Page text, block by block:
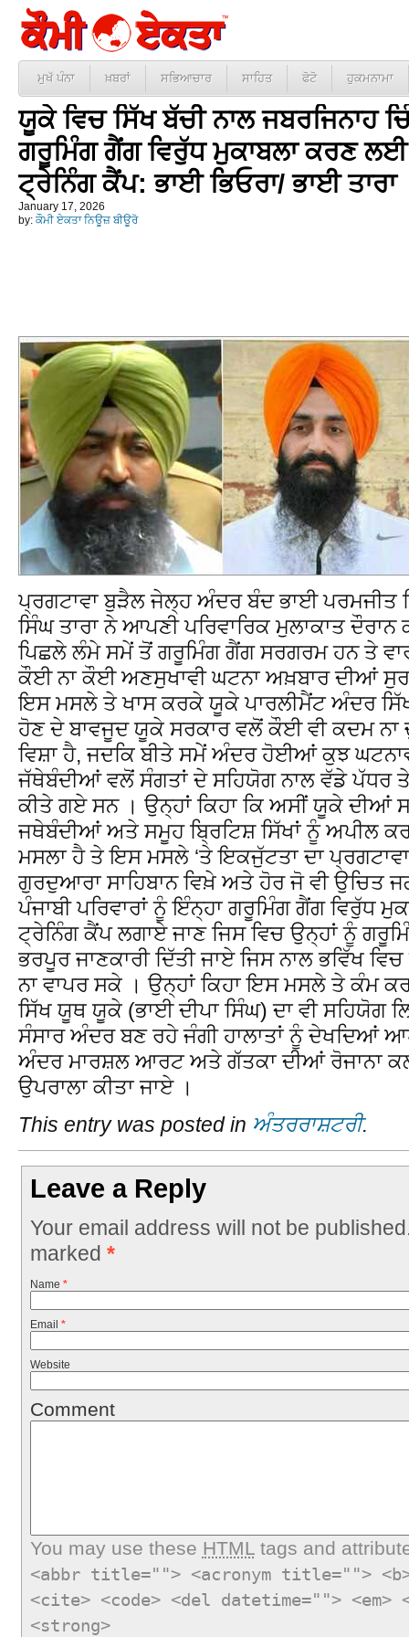
ਮੁਖੱ ਪੰਨਾ ਖ਼ਬਰਾਂ ਸਭਿਆਚਾਰ ਸਾਹਿਤ ਫੋਟੋ ਹੁਕਮਨਾਮਾ
ਯੂਕੇ ਵਿਚ ਸਿੱਖ ਬੱਚੀ ਨਾਲ ਜਬਰਜਿਨਾਹ
ਗਰੂਮਿੰਗ ਗੈਂਗ ਵਿਰੁੱਧ ਮੁਕਾਬਲਾ ਕਰਣ
ਟ੍ਰੇਨਿੰਗ ਕੈਂਪ: ਭਾਈ ਭਿਓਰਾ/ ਭਾਈ ਤਾਰਾ
January 17, 2026
by: ਕੌਮੀ ਏਕਤਾ ਨਿਊਜ਼ ਬੀਊਰੋ
ਪ੍ਰਗਟਾਵਾ ਬੁੜੈਲ ਜੇਲ੍ਹ ਅੰਦਰ ਬੰਦ ਭਾਈ ਪਰਮਜੀਤ
ਸਿੰਘ ਤਾਰਾ ਨੇ ਆਪਣੀ ਪਰਿਵਾਰਿਕ ਮੁਲਾਕਾਤ
ਪਿਛਲੇ ਲੰਮੇ ਸਮੇਂ ਤੋਂ ਗਰੂਮਿੰਗ ਗੈਂਗ ਸਰਗਰਮ ਹਨ ਤੇ ਵਾਰ
ਕੌਈ ਨਾ ਕੌਈ ਅਣਸੁਖਾਵੀ ਘਟਨਾ ਅਖ਼ਬਾਰ ਦੀਆਂ
ਇਸ ਮਸਲੇ ਤੇ ਖਾਸ ਕਰਕੇ ਯੂਕੇ ਪਾਰਲੀਮੈਂਟ ਅੰਦਰ
ਹੋਣ ਦੇ ਬਾਵਜੂਦ ਯੂਕੇ ਸਰਕਾਰ ਵਲੋਂ ਕੌਈ ਵੀ ਕਦਮ ਨਾ
ਵਿਸ਼ਾ ਹੈ, ਜਦਕਿ ਬੀਤੇ ਸਮੇਂ ਅੰਦਰ ਹੋਈਆਂ ਕੁਝ
ਜੱਥੇਬੰਦੀਆਂ ਵਲੋਂ ਸੰਗਤਾਂ ਦੇ ਸਹਿਯੋਗ ਨਾਲ ਵੱਡੇ ਪੱਧਰ ਤੇ
ਕੀਤੇ ਗਏ ਸਨ । ਉਨ੍ਹਾਂ ਕਿਹਾ ਕਿ ਅਸੀਂ ਯੂਕੇ ਦੀਆਂ
ਜਥੇਬੰਦੀਆਂ ਅਤੇ ਸਮੂਹ ਬ੍ਰਿਟਿਸ਼ ਸਿੱਖਾਂ ਨੂੰ ਅਪੀਲ
ਮਸਲਾ ਹੈ ਤੇ ਇਸ ਮਸਲੇ ‘ਤੇ ਇਕਜੁੱਟਤਾ ਦਾ
ਗੁਰਦੁਆਰਾ ਸਾਹਿਬਾਨ ਵਿਖ਼ੇ ਅਤੇ ਹੋਰ ਜੋ ਵੀ ਉਚਿਤ
ਪੰਜਾਬੀ ਪਰਿਵਾਰਾਂ ਨੂੰ ਇੰਨ੍ਹਾ ਗਰੂਮਿੰਗ ਗੈਂਗ ਵਿਰੁੱਧ
ਟ੍ਰੇਨਿੰਗ ਕੈਂਪ ਲਗਾਏ ਜਾਣ ਜਿਸ ਵਿਚ ਉਨ੍ਹਾਂ ਨੂੰ
ਭਰਪੂਰ ਜਾਣਕਾਰੀ ਦਿੱਤੀ ਜਾਏ ਜਿਸ ਨਾਲ ਭਵਿੱਖ
ਨਾ ਵਾਪਰ ਸਕੇ । ਉਨ੍ਹਾਂ ਕਿਹਾ ਇਸ ਮਸਲੇ ਤੇ ਕੰਮ
ਸਿੱਖ ਯੂਥ ਯੂਕੇ (ਭਾਈ ਦੀਪਾ ਸਿੰਘ) ਦਾ ਵੀ ਸਹਿਯੋਗ
ਸੰਸਾਰ ਅੰਦਰ ਬਣ ਰਹੇ ਜੰਗੀ ਹਾਲਾਤਾਂ ਨੂੰ ਦੇਖਦਿਆਂ
ਅੰਦਰ ਮਾਰਸ਼ਲ ਆਰਟ ਅਤੇ ਗੱਤਕਾ ਦੀਆਂ ਰੋਜਾਨਾ
ਉਪਰਾਲਾ ਕੀਤਾ ਜਾਏ ।
This entry was posted in ਅੰਤਰਰਾਸ਼ਟਰੀ.
Leave a Reply
Your email address will not be
marked *
Name *
Email *
Website
Comment
You may use these HTMLtags and
<abbr title=""> <acronym title="">
<cite> <code> <del datetime="">
<strong>